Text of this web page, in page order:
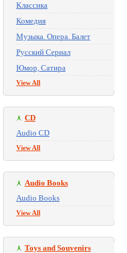
Классика
Комедия
Музыка. Опера. Балет
Русский Сериал
Юмор, Сатира
View All
CD
Audio CD
View All
Audio Books
Audio Books
View All
Toys and Souvenirs